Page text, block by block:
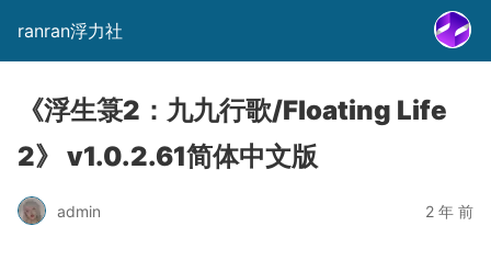
ranran浮力社
《浮生箓2：九九行歌/Floating Life
2》 v1.0.2.61简体中文版
admin 2 年 前